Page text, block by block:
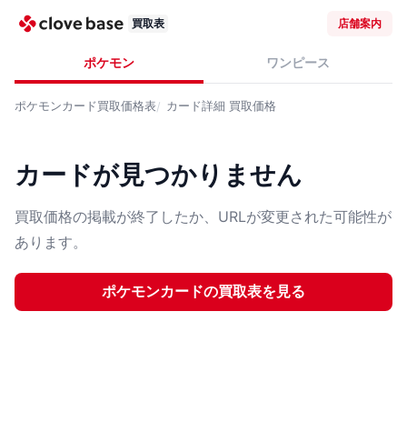
買取表 店舗案内
ポケモン ワンピース
ポケモンカード買取価格表 カード詳細 買取価格
カードが見つかりません
買取価格の掲載が終了したか、URLが変更された可能性が
あります。
ポケモンカードの買取表を見る